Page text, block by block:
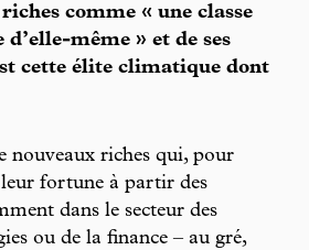
comme « une classe
d’elle-même » et de ses
cette élite climatique dont
nouveaux riches qui, pour
leur fortune à partir des
dans le secteur des
ou de la finance – au gré,